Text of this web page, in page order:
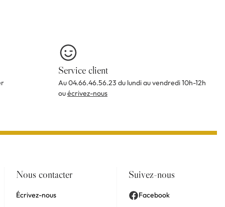
Service client
Au 04.66.46.56.23 du lundi au vendredi 10h-12h
ouécrivez-nous
Nous contacter
Écrivez-nous
Suivez-nous
Facebook